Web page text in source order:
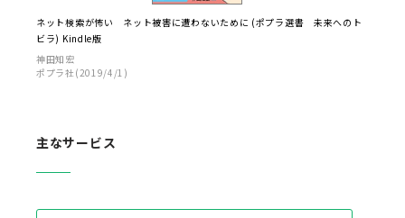
ネット検索が怖い ネット被害に遭わないために (ポプラ選書 未来へのト
ビラ) Kindle版
神田知宏
ポプラ社(2019/4/1)
主なサービス